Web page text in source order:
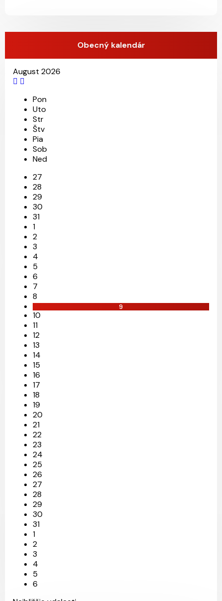
Obecný kalendár
August 2026
Pon
Uto
Str
Štv
Pia
Sob
Ned
27
28
29
30
31
1
2
3
4
5
6
7
8
9
10
11
12
13
14
15
16
17
18
19
20
21
22
23
24
25
26
27
28
29
30
31
1
2
3
4
5
6